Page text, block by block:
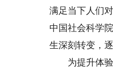
满足当下人们
中国社会科学
生深刻转变，
为提升体验